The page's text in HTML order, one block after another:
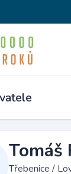
Tomáš
Třebenice /